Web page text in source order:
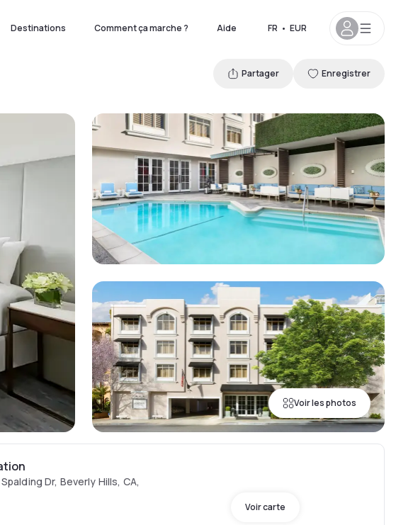
Destinations Comment ça marche ? Aide FR • EUR
Voir les photos
Partager Enregistrer
Spalding Dr, Beverly Hills, CA,
Voir carte